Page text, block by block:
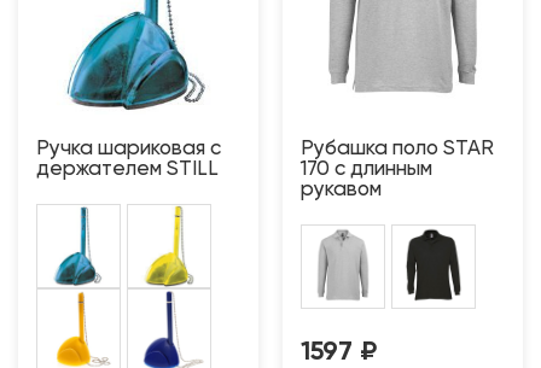
Ручка шариковая с
держателем STILL
Рубашка поло STAR
170 с длинным
рукавом
1597 ₽